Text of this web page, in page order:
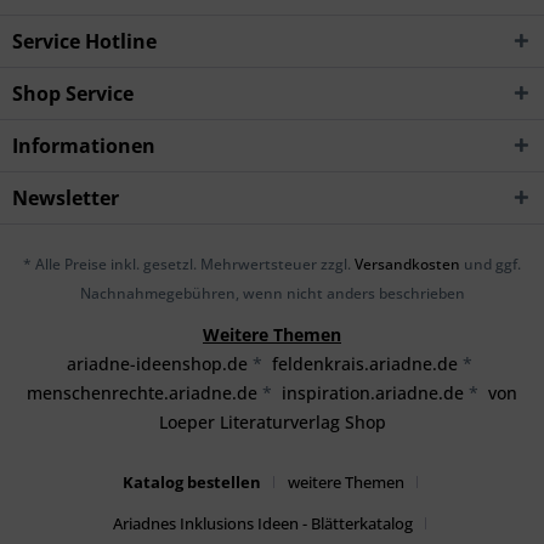
Service Hotline
Shop Service
Informationen
Newsletter
* Alle Preise inkl. gesetzl. Mehrwertsteuer zzgl. Versandkosten und ggf.
Nachnahmegebühren, wenn nicht anders beschrieben
Weitere Themen
ariadne-ideenshop.de * feldenkrais.ariadne.de *
menschenrechte.ariadne.de * inspiration.ariadne.de * von
Loeper Literaturverlag Shop
Katalog bestellen
weitere Themen
Ariadnes Inklusions Ideen - Blätterkatalog